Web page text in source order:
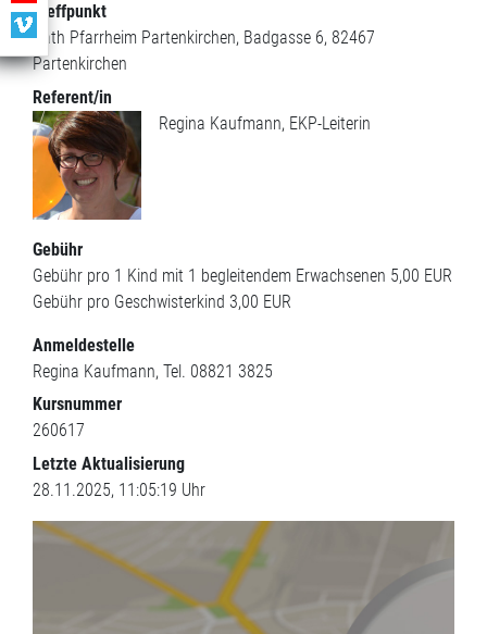
Treffpunkt
Kath Pfarrheim Partenkirchen Badgasse 6 82467
Partenkirchen
Referent/in
Regina Kaufmann, EKP-Leiterin
Gebühr
Gebühr pro 1 Kind mit 1 begleitendem Erwachsenen 5,00 EUR
Gebühr pro Geschwisterkind 3,00 EUR
Anmeldestelle
Regina Kaufmann, Tel. 08821 3825
Kursnummer
260617
Letzte Aktualisierung
28.11.2025, 11:05:19 Uhr